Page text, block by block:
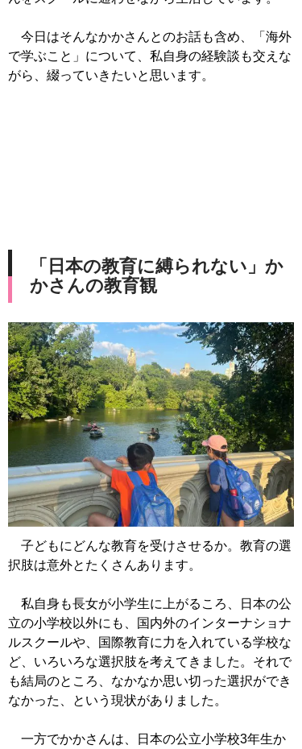
今日はそんなかかさんとのお話も含め、「海外
で学ぶこと」について、私自身の経験談も交えな
がら、綴っていきたいと思います。
「日本の教育に縛られない」か
かさんの教育観
子どもにどんな教育を受けさせるか。教育の選
択肢は意外とたくさんあります。
私自身も長女が小学生に上がるころ、日本の公
立の小学校以外にも、国内外のインターナショナ
ルスクールや、国際教育に力を入れている学校な
ど、いろいろな選択肢を考えてきました。それで
も結局のところ、なかなか思い切った選択ができ
なかった、という現状がありました。
一方でかかさんは、日本の公立小学校3年生か